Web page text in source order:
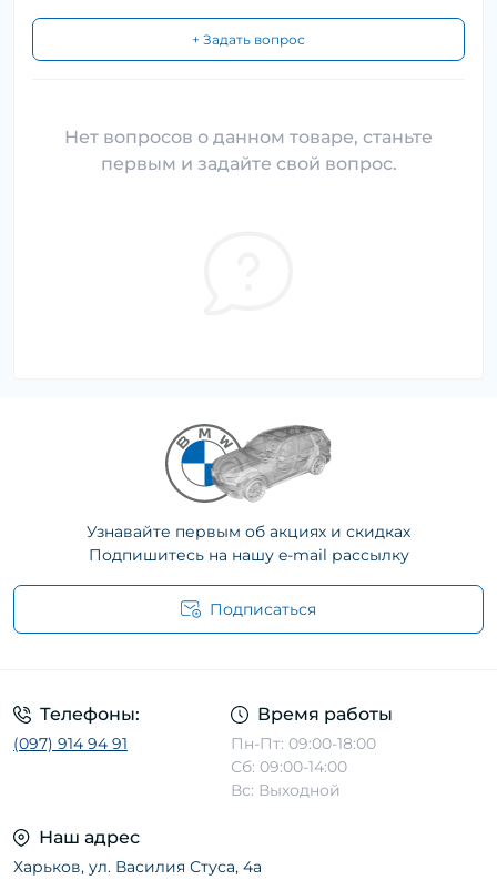
+ Задать вопрос
Нет вопросов о данном товаре, станьте
первым и задайте свой вопрос.
Узнавайте первым об акциях и скидках
Подпишитесь на нашу e-mail рассылку
Подписаться
Телефоны:
(097) 914 94 91
Время работы
Пн-Пт: 09:00-18:00
Сб: 09:00-14:00
Вс: Выходной
Наш адрес
Харьков, ул. Василия Стуса, 4а